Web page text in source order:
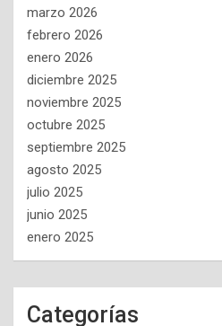
marzo 2026
febrero 2026
enero 2026
diciembre 2025
noviembre 2025
octubre 2025
septiembre 2025
agosto 2025
julio 2025
junio 2025
enero 2025
Categorías